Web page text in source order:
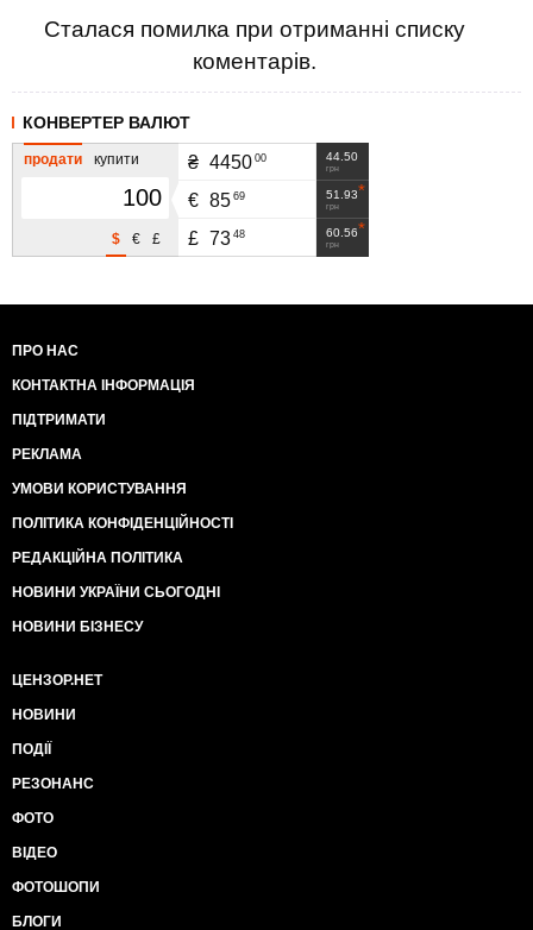
Сталася помилка при отриманні списку
коментарів.
КОНВЕРТЕР ВАЛЮТ
продати купити
£
€
$
44.50
грн
₴ 4450 00
51.93
грн
€ 85 69
60.56
грн
£ 73 48
ПРО НАС
КОНТАКТНА ІНФОРМАЦІЯ
ПІДТРИМАТИ
РЕКЛАМА
УМОВИ КОРИСТУВАННЯ
ПОЛІТИКА КОНФІДЕНЦІЙНОСТІ
РЕДАКЦІЙНА ПОЛІТИКА
НОВИНИ УКРАЇНИ СЬОГОДНІ
НОВИНИ БІЗНЕСУ
ЦЕНЗОР.НЕТ
НОВИНИ
ПОДІЇ
РЕЗОНАНС
ФОТО
ВІДЕО
ФОТОШОПИ
БЛОГИ